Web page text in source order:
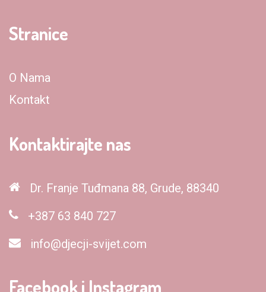
Stranice
O Nama
Kontakt
Kontaktirajte nas
Dr. Franje Tuđmana 88, Grude, 88340
+387 63 840 727
info@djecji-svijet.com
Facebook i Instagram